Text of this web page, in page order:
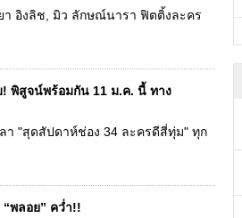
อิงลิช, มิว ลักษณ์นารา ฟิตติ้งละคร
พิสูจน์พร้อมกัน 11 ม.ค. นี้ ทาง
า "สุดสัปดาห์ช่อง 34 ละครดีสี่ทุ่ม" ทุก
พลอย” คว่ำ!!